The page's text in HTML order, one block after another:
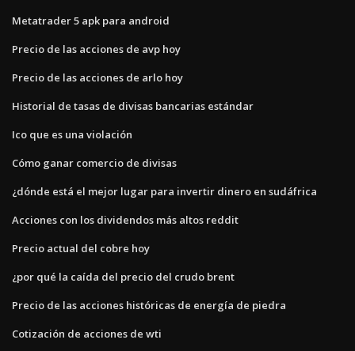
Metatrader 5 apk para android
Precio de las acciones de avp hoy
Precio de las acciones de arlo hoy
Historial de tasas de divisas bancarias estándar
Ico que es una violación
Cómo ganar comercio de divisas
¿dónde está el mejor lugar para invertir dinero en sudáfrica
Acciones con los dividendos más altos reddit
Precio actual del cobre hoy
¿por qué la caída del precio del crudo brent
Precio de las acciones históricas de energía de piedra
Cotización de acciones de wti